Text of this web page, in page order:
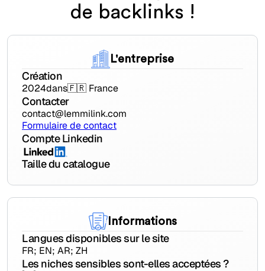
de backlinks !
L'entreprise
Création
2024dans🇫🇷 France
Contacter
contact@lemmilink.com
Formulaire de contact
Compte Linkedin
Taille du catalogue
Informations
Langues disponibles sur le site
FR; EN; AR; ZH
Les niches sensibles sont-elles acceptées ?